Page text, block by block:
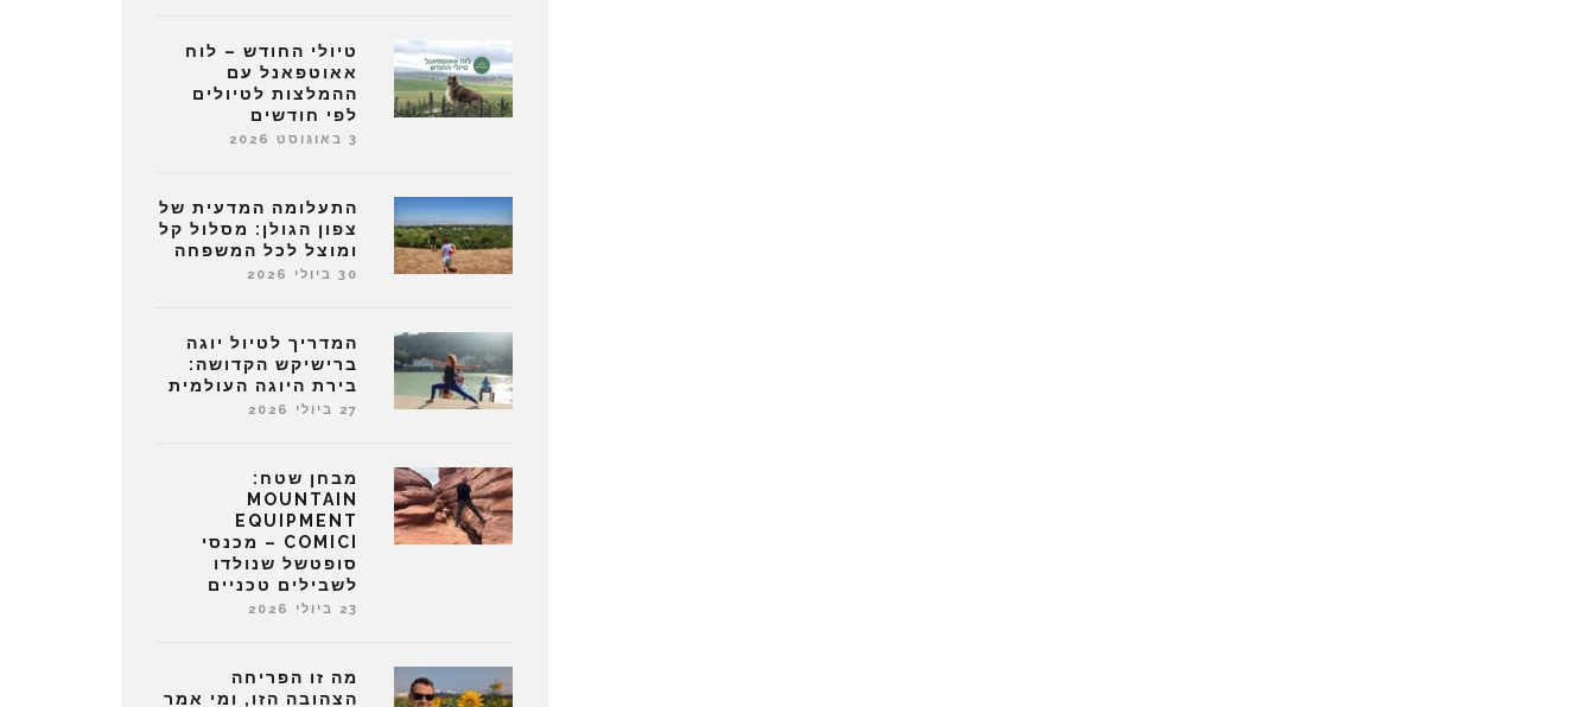
טיולי החודש – לוח
אאוטפאנל עם
ההמלצות לטיולים
לפי חודשים
3 באוגוסט 2026
התעלומה המדעית של
צפון הגולן: מסלול קל
ומוצל לכל המשפחה
30 ביולי 2026
המדריך לטיול יוגה
ברישיקש הקדושה:
בירת היוגה העולמית
27 ביולי 2026
מבחן שטח:
MOUNTAIN
EQUIPMENT
COMICI – מכנסי
סופטשל שנולדו
לשבילים טכניים
23 ביולי 2026
מה זו הפריחה
הצהובה הזו, ומי אמר